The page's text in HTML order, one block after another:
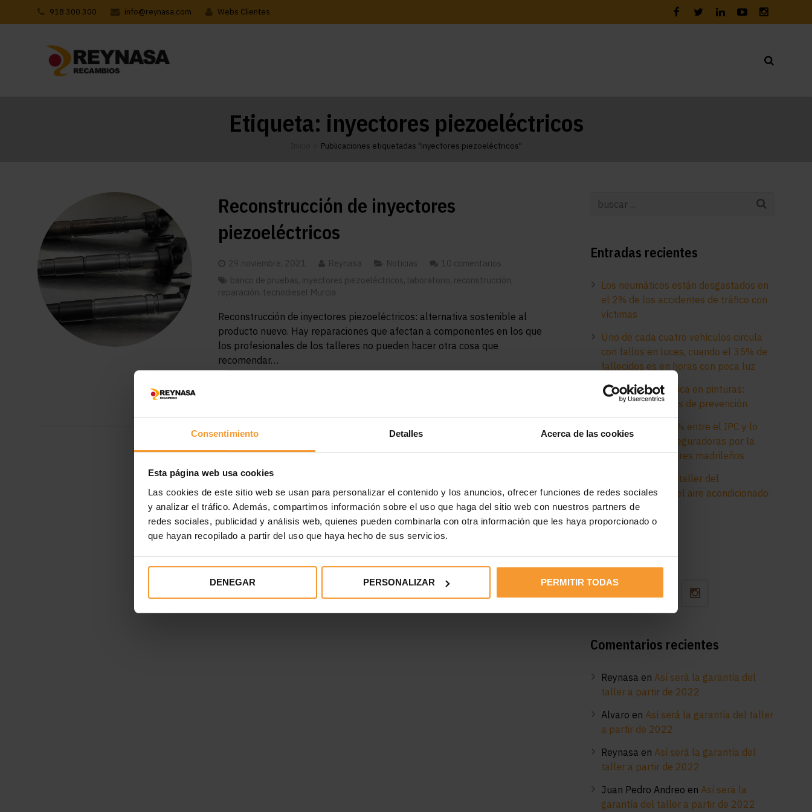
Consentimiento Detalles Acerca de las cookies
Esta página web usa cookies
Las cookies de este sitio web se usan para personalizar el contenido y los anuncios, ofrecer funciones de redes sociales
y analizar el tráfico. Además, compartimos información sobre el uso que haga del sitio web con nuestros partners de
redes sociales, publicidad y análisis web, quienes pueden combinarla con otra información que les haya proporcionado o
que hayan recopilado a partir del uso que haya hecho de sus servicios.
DENEGAR PERSONALIZAR PERMITIR TODAS
918 300 300 info@reynasa.com Webs Clientes
Etiqueta: inyectores piezoeléctricos
Publicaciones etiquetadas "inyectores piezoeléctricos"
Reconstrucción de inyectores
piezoeléctricos
29 noviembre, 2021 Reynasa Noticias
10 comentarios
banco de pruebas, inyectores piezoeléctricos, laboratorio, reconstrucción,
reparación, tecnodiesel Murcia
Reconstrucción de inyectores piezoeléctricos: alternativa sostenible al
producto nuevo. Hay reparaciones que afectan a componentes en los que
los profesionales de los talleres no pueden hacer otra cosa que
recomendar…
Entradas recientes
Los neumáticos están desgastados en
el 2% de los accidentes de tráfico con
víctimas
Uno de cada cuatro vehículos circula
con fallos en luces, cuando el 35% de
fallecidos es en horas con poca luz
Electricidad estática en pinturas:
peligros y medidas de prevención
Desfase del 45,1% entre el IPC y lo
que pagan las aseguradoras por la
pintura a los talleres madrileños
Diagnóstico en el taller del
funcionamiento del aire acondicionado:
consejos clave
Síguenos
Comentarios recientes
Reynasa en Así será la garantía del
taller a partir de 2022
Alvaro en Así será la garantía del taller
a partir de 2022
Reynasa en Así será la garantía del
taller a partir de 2022
Juan Pedro Andreo en Así será la
garantía del taller a partir de 2022